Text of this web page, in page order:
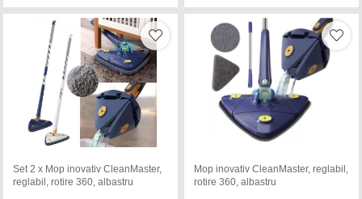
Set 2 x Mop inovativ CleanMaster,
reglabil, rotire 360, albastru
Mop inovativ CleanMaster, reglabil,
rotire 360, albastru